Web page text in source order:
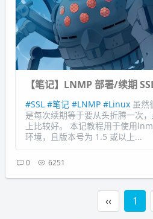
【笔记】LNMP 部署/续期
#SSL #笔记 #LNMP #Linux 虽然
是每次续期等于要从头折腾一次
上比较好。 本记教程用于使用
环境，且版本号为 1.5 或以上...
0 6251
‹‹ 1